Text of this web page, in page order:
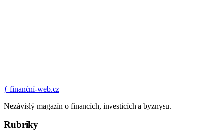
ƒ finanční-web.cz
Nezávislý magazín o financích, investicích a byznysu.
Rubriky